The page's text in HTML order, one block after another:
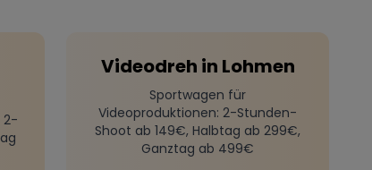
2-
Videodreh in Lohmen
Sportwagen für
Videoproduktionen: 2-Stunden-
Shoot ab 149€, Halbtag ab 299€,
Ganztag ab 499€